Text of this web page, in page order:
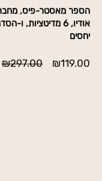
הספר מאסטר-פיס,
אודיו, 6
יחסים
₪297.00
מחיר
₪119.00